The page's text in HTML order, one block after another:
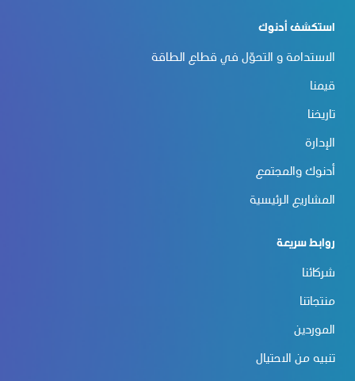
استكشف أدنوك
الاستدامة و التحوّل في قطاع الطاقة
قيمنا
تاريخنا
الإدارة
أدنوك والمجتمع
المشاريع الرئيسية
روابط سريعة
شركائنا
منتجاتنا
الموردين
تنبيه من الاحتيال